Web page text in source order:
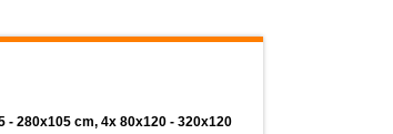
- 280x105 cm, 4x 80x120 - 320x120